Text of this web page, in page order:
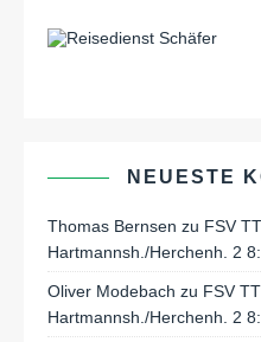
NEUESTE
Thomas Bernsen zu FSV
Hartmannsh./Herchenh. 2
Oliver Modebach zu FSV
Hartmannsh./Herchenh. 2